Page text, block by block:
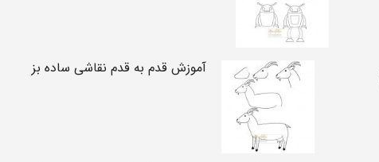
آموزش قدم به قدم نقاشی ساده بز